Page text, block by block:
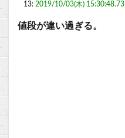
13: 2019/10/03(木) 15:30:48.73
値段が違い過ぎる。